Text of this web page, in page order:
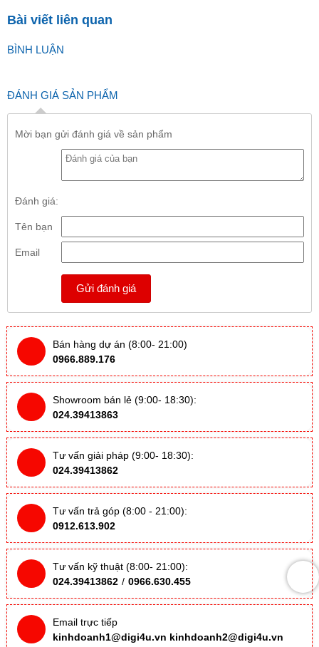
Bài viết liên quan
BÌNH LUẬN
ĐÁNH GIÁ SẢN PHẨM
Mời bạn gửi đánh giá về sản phẩm
Đánh giá:
Tên bạn
Email
Gửi đánh giá
Bán hàng dự án (8:00- 21:00)
0966.889.176
Showroom bán lẻ (9:00- 18:30):
024.39413863
Tư vấn giải pháp (9:00- 18:30):
024.39413862
Tư vấn trả góp (8:00 - 21:00):
0912.613.902
Tư vấn kỹ thuật (8:00- 21:00):
024.39413862 / 0966.630.455
Email trực tiếp
kinhdoanh1@digi4u.vn kinhdoanh2@digi4u.vn